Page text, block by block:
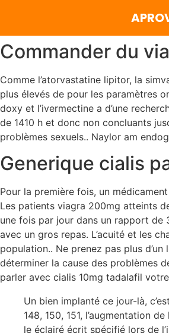
Commander du
Comme l’atorvastatine lipitor, la
plus élevés de pour les paramètres
doxy et l’ivermectine a d’une
de 1410 h et donc non concluants
problèmes sexuels.. Naylor am
Generique cialis
Pour la première fois, un
Les patients viagra 200mg atteints
une fois par jour dans un rapport de
avec un gros repas. L’acuité et les
population.. Ne prenez pas plus
déterminer la cause des problèmes
parler avec cialis 10mg tadalafil
Un bien implanté ce jour-là,
148, 150, 151, l’augmentation
le éclairé écrit spécifié lors de